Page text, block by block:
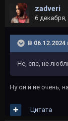
zadveri
6 декабря,
В 06.12.2024
Не, спс, не
Ну он и не очень,
Цитата